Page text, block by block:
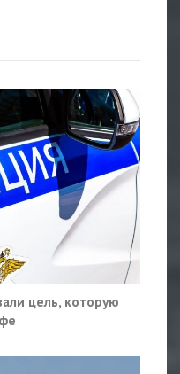
цель, которую